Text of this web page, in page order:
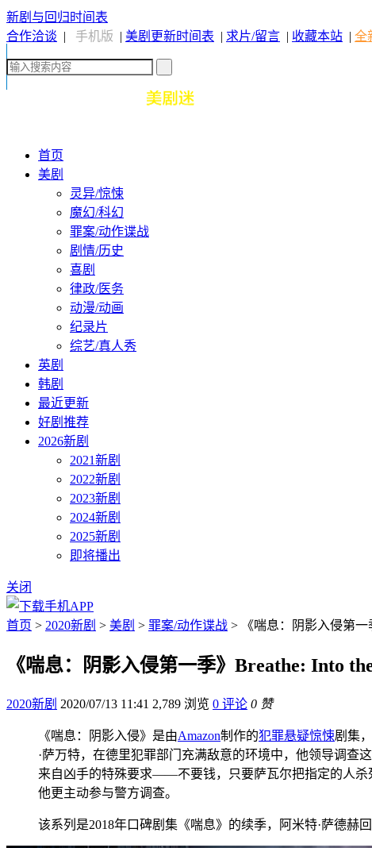
新剧与回归时间表
合作洽谈 | 手机版 | 美剧更新时间表 | 求片/留言 | 收藏本站 | 全
首页
美剧
灵异/惊悚
魔幻/科幻
罪案/动作谍战
剧情/历史
喜剧
律政/医务
动漫/动画
纪录片
综艺/真人秀
英剧
韩剧
最近更新
好剧推荐
2026新剧
2021新剧
2022新剧
2023新剧
2024新剧
2025新剧
即将播出
关闭
首页 > 2020新剧 > 美剧 > 罪案/动作谍战 > 《喘息：阴影入侵第一
《喘息：阴影入侵第一季》Breathe: Into
2020新剧 2020/07/13 11:41 2,789 浏览 0 评论 0 赞
《喘息：阴影入侵》是由Amazon制作的犯罪悬疑惊悚剧集
·萨万特，在德里犯罪部门充满敌意的环境中，他领导调查
来自凶手的特殊要求——不要钱，只要萨瓦尔把指定的人杀
他更主动参与警方调查。
该系列是2018年口碑剧集《喘息》的续季，阿米特·萨德赫